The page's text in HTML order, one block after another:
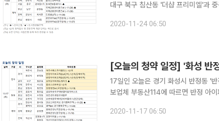
대구 북구 침산동 '더샵 프리미엘'과
팰리스'와 화성시 영천동 '화성동탄2
2020-11-24 06:50
[오늘의 청약 일정] '화성 반
17일인 오늘은 경기 화성시 반정동 '반정
보업체 부동산114에 따르면 반정 아
등이 청약 신청을 받는다. 충남 보령
2020-11-17 06:50